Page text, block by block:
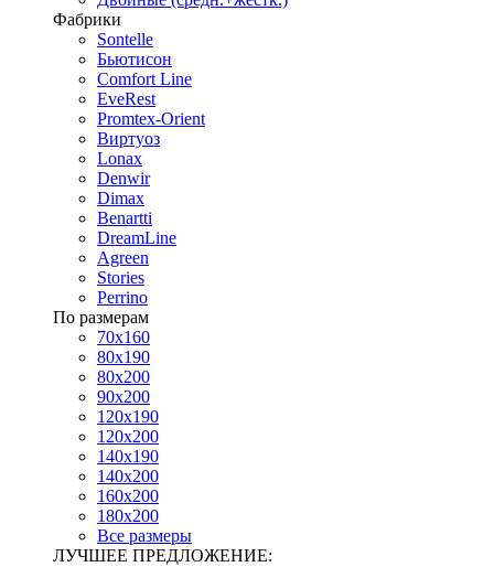
Фабрики
Sontelle
Бьютисон
Comfort Line
EveRest
Promtex-Orient
Виртуоз
Lonax
Denwir
Dimax
Benartti
DreamLine
Agreen
Stories
Perrino
По размерам
70х160
80х190
80х200
90х200
120х190
120х200
140х190
140х200
160х200
180х200
Все размеры
ЛУЧШЕЕ ПРЕДЛОЖЕНИЕ: